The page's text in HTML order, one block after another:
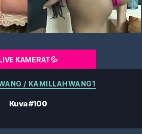
KAMERAT💦
Kategoriat
/ KAMILLAHWANG1
Kuva #100